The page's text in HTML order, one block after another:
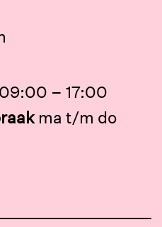
– 17:00
ma t/m do